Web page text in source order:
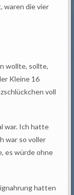
waren die vier
wollte, sollte,
Kleine 16
voll
war. Ich hatte
war so voller
es würde ohne
hatten